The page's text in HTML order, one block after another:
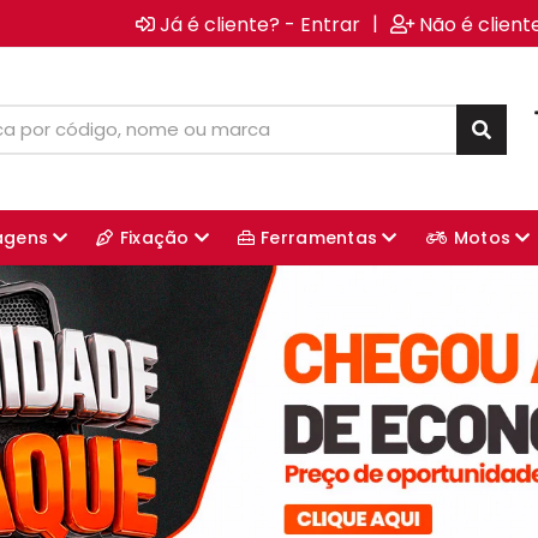
Já é cliente? - Entrar | Não é
Fixação Ferramentas Motos